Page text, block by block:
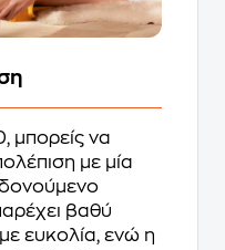
μπορείς να
με μία
βαθύ
ευκολία, ενώ η